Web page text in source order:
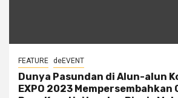
FEATURE deEVENT
Dunya Pasundan di Alun-alun
EXPO 2023 Mempersembahkan